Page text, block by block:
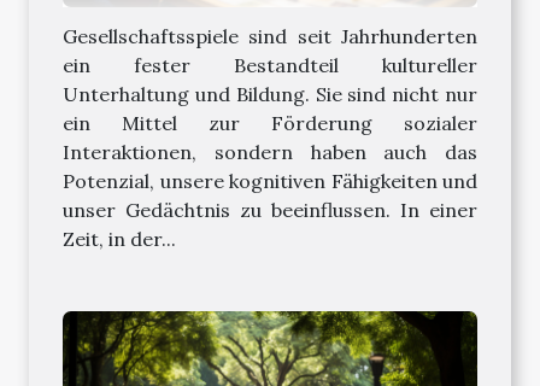
Gesellschaftsspiele sind seit Jahrhunderten
ein fester Bestandteil kultureller
Unterhaltung und Bildung. Sie sind nicht nur
ein Mittel zur Förderung sozialer
Interaktionen, sondern haben auch das
Potenzial, unsere kognitiven Fähigkeiten und
unser Gedächtnis zu beeinflussen. In einer
Zeit, in der...